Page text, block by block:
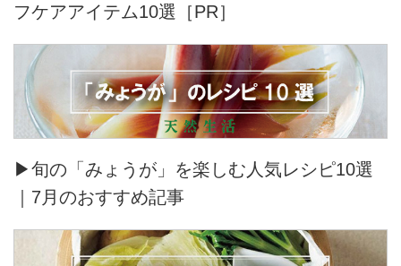
フケアアイテム10選［PR］
▶旬の「みょうが」を楽しむ人気レシピ10選
｜7月のおすすめ記事